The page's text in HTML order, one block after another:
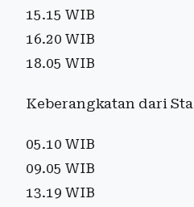
15.15 WIB
16.20 WIB
18.05 WIB
Keberangkatan dari
05.10 WIB
09.05 WIB
13.19 WIB